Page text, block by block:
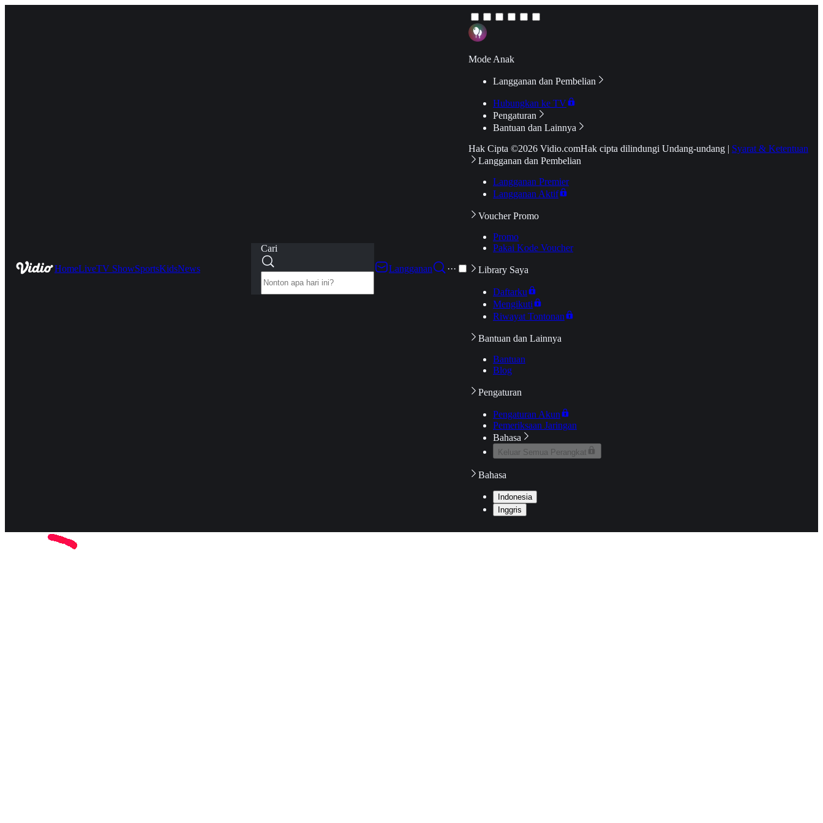
HomeLiveTV ShowSportsKidsNews
Cari
Langganan
···
Mode Anak
Langganan dan Pembelian
Hubungkan ke TV
Pengaturan
Bantuan dan Lainnya
Hak Cipta ©2026 Vidio.comHak cipta dilindungi Undang-undang | Syarat & Ketentuan
Langganan dan Pembelian
Langganan Premier
Langganan Aktif
Voucher Promo
Promo
Pakai Kode Voucher
Library Saya
Daftarku
Mengikuti
Riwayat Tontonan
Bantuan dan Lainnya
Bantuan
Blog
Pengaturan
Pengaturan Akun
Pemeriksaan Jaringan
Bahasa
Keluar Semua Perangkat
Bahasa
Indonesia
Inggris